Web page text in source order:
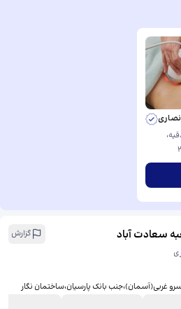
سعادت آباد
گزارش
غربی(آسمان)،جنب بانک پارسیان،ساختمان نگار